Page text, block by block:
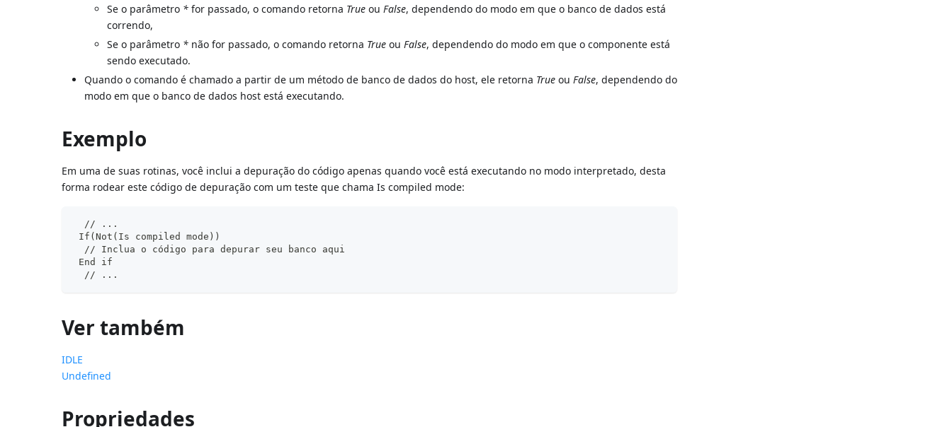
Se o parâmetro * for passado, o comando retorna True ouFalse, dependendo do modo em que o banco de dados está
correndo,
Se o parâmetro * não for passado, o comando retorna True ouFalse, dependendo do modo em que o componente está
sendo executado.
Quando o comando é chamado a partir de um método de banco de dados do host, ele retorna True ouFalse, dependendo do
modo em que o banco de dados host está executando.
Exemplo
Em uma de suas rotinas, você inclui a depuração do código apenas quando você está executando no modo interpretado, desta
forma rodear este código de depuração com um teste que chama Is compiled mode:
// ...
If(Not(Is compiled mode))
// Inclua o código para depurar seu banco aqui
End if
// ...
Ver também
IDLE
Undefined
Propriedades